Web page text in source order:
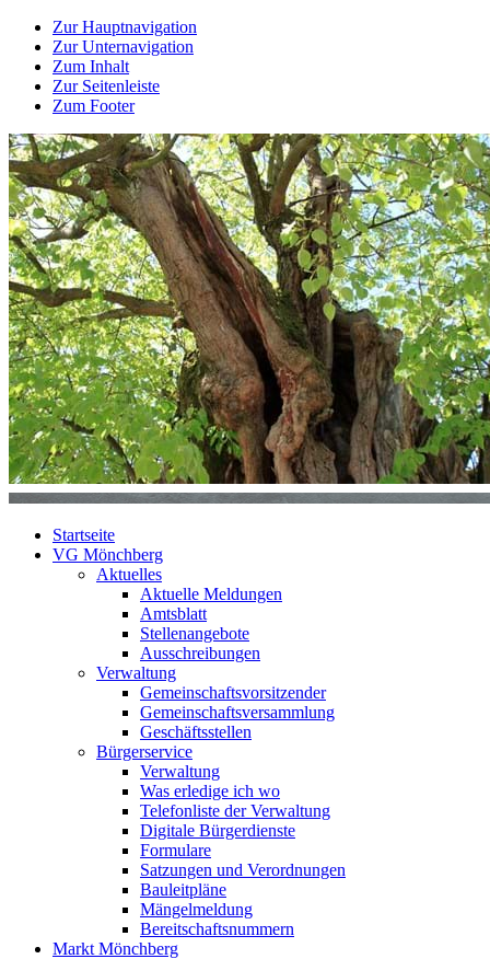
Zur Hauptnavigation
Zur Unternavigation
Zum Inhalt
Zur Seitenleiste
Zum Footer
Startseite
VG Mönchberg
Aktuelles
Aktuelle Meldungen
Amtsblatt
Stellenangebote
Ausschreibungen
Verwaltung
Gemeinschaftsvorsitzender
Gemeinschaftsversammlung
Geschäftsstellen
Bürgerservice
Verwaltung
Was erledige ich wo
Telefonliste der Verwaltung
Digitale Bürgerdienste
Formulare
Satzungen und Verordnungen
Bauleitpläne
Mängelmeldung
Bereitschaftsnummern
Markt Mönchberg